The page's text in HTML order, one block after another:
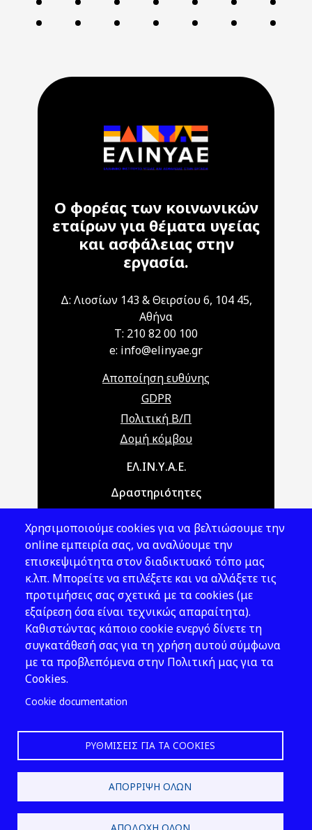
Ο φορέας των κοινωνικών
εταίρων για θέματα υγείας
και ασφάλειας στην
εργασία.
Δ: Λιοσίων 143 & Θειρσίου 6, 104 45,
Αθήνα
T: 210 82 00 100
e: info@elinyae.gr
Αποποίηση ευθύνης
GDPR
Πολιτική Β/Π
Δομή κόμβου
Main navigationΕΛ.ΙΝ.Υ.Α.Ε.
Δραστηριότητες
Νομοθεσία
Εκδόσεις
Νέα - Εκδηλώσεις
Ακολουθήστε μας
Χρησιμοποιούμε cookies για να βελτιώσουμε την
online εμπειρία σας, να αναλύουμε την
επισκεψιμότητα στον διαδικτυακό τόπο μας
κ.λπ. Μπορείτε να επιλέξετε και να αλλάξετε τις
προτιμήσεις σας σχετικά με τα cookies (με
εξαίρεση όσα είναι τεχνικώς απαραίτητα).
Καθιστώντας κάποιο cookie ενεργό δίνετε τη
συγκατάθεσή σας για τη χρήση αυτού σύμφωνα
με τα προβλεπόμενα στην Πολιτική μας για τα
Cookies.
Cookie documentation
ΡΥΘΜΊΣΕΙΣ ΓΙΑ ΤΑ COOKIES
ΑΠΌΡΡΙΨΗ ΌΛΩΝ
ΑΠΟΔΟΧΉ ΌΛΩΝ
2026 © ΕΛ.ΙΝ.Υ.Α.Ε.
Design & Development by